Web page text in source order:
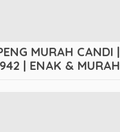
MURAH CANDI |
| ENAK & MURAH